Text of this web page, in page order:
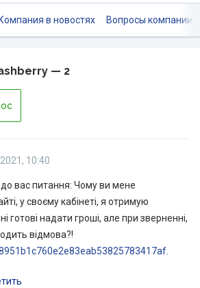
Компания в новостях Вопросы компании
— 2
10:40
вас питання: Чому ви мене
у своєму кабінеті, я отримую
готові надати гроші, але при зверненні,
відмова?!